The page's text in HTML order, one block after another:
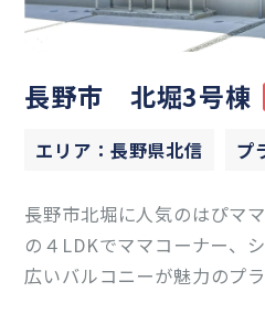
長野市 北堀3号棟
エリア：長野県北信 プ
長野市北堀に人気のはぴマ
の４LDKでママコーナー、
広いバルコニーが魅力のプ